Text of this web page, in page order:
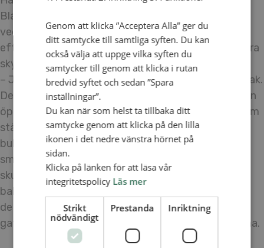
Blantyre i Malawi. Ugnen som de använder är
vedeldad. Hur gör ni när det regnar? frågade jag
eftersom bageriet låg under bar himmel bakom några
skynken.
– Ja, det fixar vi till på något sätt och ugnen har ju tak.
Det var riktigt varmt och varmare blev det när luckan
öppnades och en plåt togs ut med nybakat bröd som
ställdes på en liten pall. Doften av de nybakade
bullarna spred sig från deras lilla krypin. Och de
smakade som mammas bullar hemma i Sverige. Nu
skulle några av tjejerna ut på gatorna och sälja
bakverken. Några kom fram och berättade stolt att
de var de första som blivit utbildade i det här
gathörnet. Nu var det deras uppgift att sälja bullarna.
Genom att klicka ”Acceptera Alla” ger du
ditt samtycke till samtliga syften. Du kan
också välja att uppge vilka syften du
samtycker till genom att klicka i rutan
bredvid syftet och sedan ”Spara
inställningar”.
Du kan när som helst ta tillbaka ditt
samtycke genom att klicka på den lilla
ikonen i det nedre vänstra hörnet på
sidan.
Klicka på länken för att läsa vår
integritetspolicy Läs mer
Strikt
nödvändigt
Prestanda Inriktning